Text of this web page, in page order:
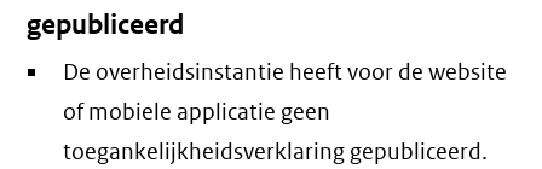
gepubliceerd
De overheidsinstantie heeft voor de website
of mobiele applicatie geen
toegankelijkheidsverklaring gepubliceerd.